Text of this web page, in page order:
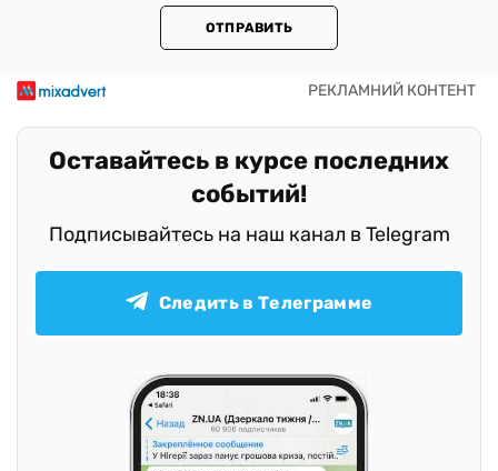
ОТПРАВИТЬ
Оставайтесь в курсе последних
событий!
Подписывайтесь на наш канал в Telegram
Следить в Телеграмме